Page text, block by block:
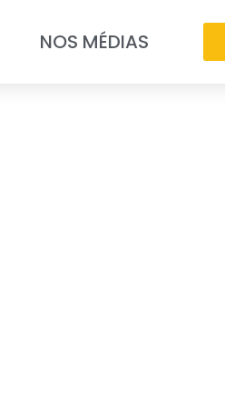
NOS MÉDIAS